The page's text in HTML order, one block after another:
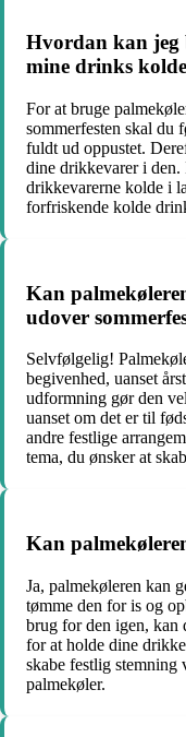
Hvordan kan jeg
mine drinks
For at bruge
sommerfesten skal du
fuldt ud oppustet.
dine drikkevarer i
drikkevarerne kolde i
forfriskende kolde
Kan
udover
Selvfølgelig!
begivenhed, uanset
udformning gør den
uanset om det er til
andre festlige
tema, du ønsker at
Kan
Ja, palmekøleren kan
tømme den for is og
brug for den igen, kan
for at holde dine
skabe festlig
palmekøler.